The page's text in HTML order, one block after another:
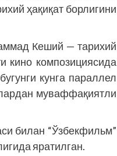
ҳақиқат борлигини
Кеший — тарихий
кино композициясида
кунга параллел
муваффақиятли
билан “Ўзбекфильм”
яратилган.